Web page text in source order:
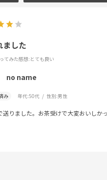
ました
てみた感想:とても良い
no name
み 年代:50代 性別:男性
送りました。お茶受けで大変おいしか